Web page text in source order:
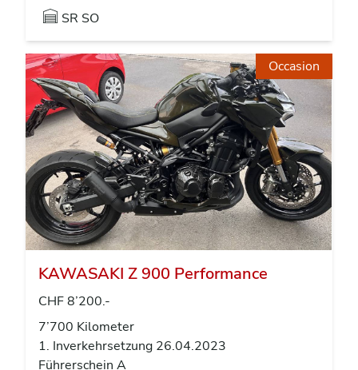
SR SO
Occasion
KAWASAKI Z 900 Performance
CHF 8’200.-
7’700 Kilometer
1. Inverkehrsetzung 26.04.2023
Führerschein A